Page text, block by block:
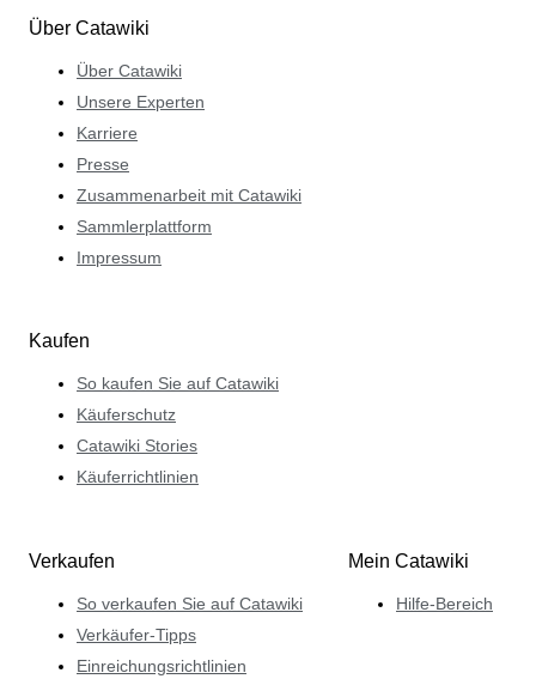
Über Catawiki
Über Catawiki
Unsere Experten
Karriere
Presse
Zusammenarbeit mit Catawiki
Sammlerplattform
Impressum
Kaufen
So kaufen Sie auf Catawiki
Käuferschutz
Catawiki Stories
Käuferrichtlinien
Verkaufen
So verkaufen Sie auf Catawiki
Verkäufer-Tipps
Einreichungsrichtlinien
Mein Catawiki
Hilfe-Bereich